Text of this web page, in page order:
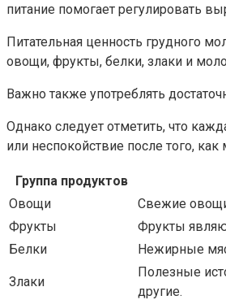
питание помогает регулировать
Питательная ценность грудного
овощи, фрукты, белки, злаки и
Важно также употреблять
Однако следует отметить, что
или неспокойствие после того,
Группа продуктов
Овощи
Свежие
Фрукты
Фрукты
Белки
Нежирные
Злаки
Полезные
другие.